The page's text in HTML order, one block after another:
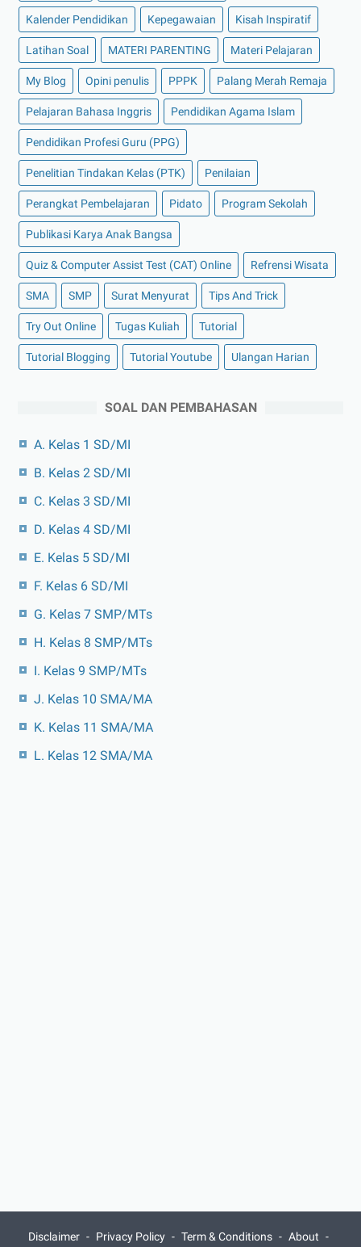
Kalender Pendidikan Kepegawaian Kisah Inspiratif
Latihan Soal MATERI PARENTING Materi Pelajaran
My Blog Opini penulis PPPK Palang Merah Remaja
Pelajaran Bahasa Inggris Pendidikan Agama Islam
Pendidikan Profesi Guru (PPG)
Penelitian Tindakan Kelas (PTK) Penilaian
Perangkat Pembelajaran Pidato Program Sekolah
Publikasi Karya Anak Bangsa
Quiz & Computer Assist Test (CAT) Online Refrensi Wisata
SMA SMP Surat Menyurat Tips And Trick
Try Out Online Tugas Kuliah Tutorial
Tutorial Blogging Tutorial Youtube Ulangan Harian
SOAL DAN PEMBAHASAN
A. Kelas 1 SD/MI
B. Kelas 2 SD/MI
C. Kelas 3 SD/MI
D. Kelas 4 SD/MI
E. Kelas 5 SD/MI
F. Kelas 6 SD/MI
G. Kelas 7 SMP/MTs
H. Kelas 8 SMP/MTs
I. Kelas 9 SMP/MTs
J. Kelas 10 SMA/MA
K. Kelas 11 SMA/MA
L. Kelas 12 SMA/MA
Disclaimer Privacy Policy Term & Conditions About